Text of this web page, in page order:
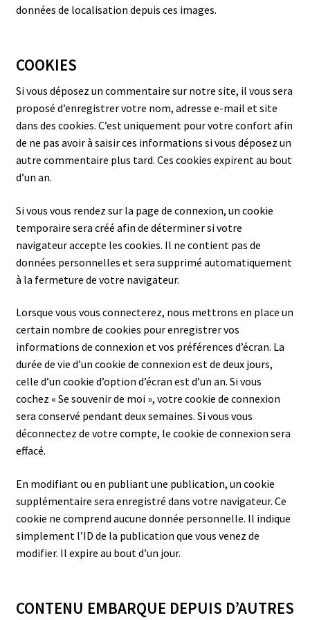
données de localisation depuis ces images.
COOKIES
Si vous déposez un commentaire sur notre site, il vous sera
proposé d’enregistrer votre nom, adresse e-mail et site
dans des cookies. C’est uniquement pour votre confort afin
de ne pas avoir à saisir ces informations si vous déposez un
autre commentaire plus tard. Ces cookies expirent au bout
d’un an.
Si vous vous rendez sur la page de connexion, un cookie
temporaire sera créé afin de déterminer si votre
navigateur accepte les cookies. Il ne contient pas de
données personnelles et sera supprimé automatiquement
à la fermeture de votre navigateur.
Lorsque vous vous connecterez, nous mettrons en place un
certain nombre de cookies pour enregistrer vos
informations de connexion et vos préférences d’écran. La
durée de vie d’un cookie de connexion est de deux jours,
celle d’un cookie d’option d’écran est d’un an. Si vous
cochez « Se souvenir de moi », votre cookie de connexion
sera conservé pendant deux semaines. Si vous vous
déconnectez de votre compte, le cookie de connexion sera
effacé.
En modifiant ou en publiant une publication, un cookie
supplémentaire sera enregistré dans votre navigateur. Ce
cookie ne comprend aucune donnée personnelle. Il indique
simplement l’ID de la publication que vous venez de
modifier. Il expire au bout d’un jour.
CONTENU EMBARQUE DEPUIS D’AUTRES